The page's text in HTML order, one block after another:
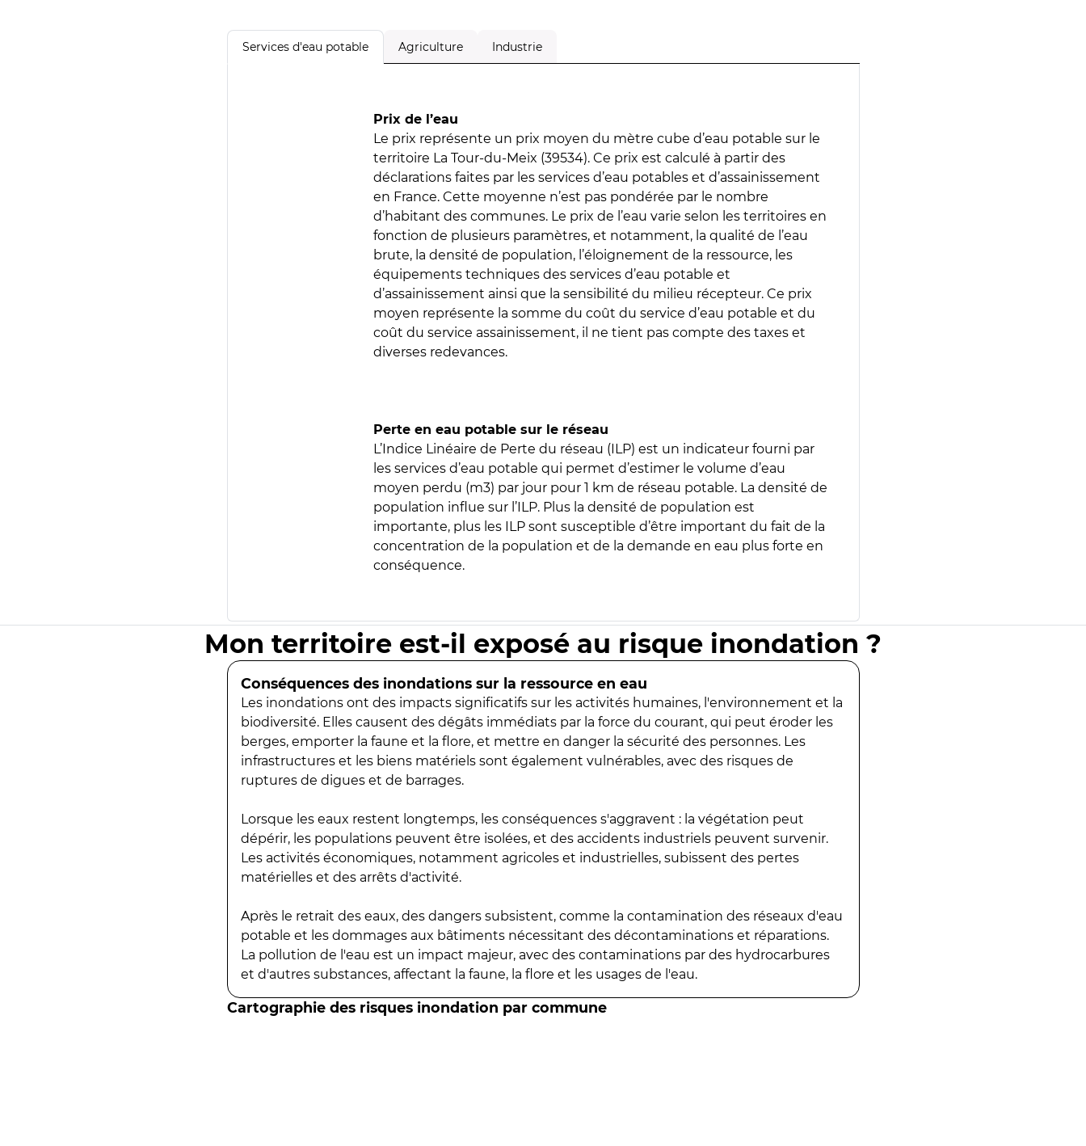
Services d'eau potable Agriculture Industrie
Prix de l’eau
Le prix représente un prix moyen du mètre cube d’eau potable sur le
territoire La Tour-du-Meix (39534). Ce prix est calculé à partir des
déclarations faites par les services d’eau potables et d’assainissement
en France. Cette moyenne n’est pas pondérée par le nombre
d’habitant des communes. Le prix de l’eau varie selon les territoires en
fonction de plusieurs paramètres, et notamment, la qualité de l’eau
brute, la densité de population, l’éloignement de la ressource, les
équipements techniques des services d’eau potable et
d’assainissement ainsi que la sensibilité du milieu récepteur. Ce prix
moyen représente la somme du coût du service d’eau potable et du
coût du service assainissement, il ne tient pas compte des taxes et
diverses redevances.
Perte en eau potable sur le réseau
L’Indice Linéaire de Perte du réseau (ILP) est un indicateur fourni par
les services d’eau potable qui permet d’estimer le volume d’eau
moyen perdu (m3) par jour pour 1 km de réseau potable. La densité de
population influe sur l’ILP. Plus la densité de population est
importante, plus les ILP sont susceptible d’être important du fait de la
concentration de la population et de la demande en eau plus forte en
conséquence.
Mon territoire est-il exposé au risque inondation ?
Conséquences des inondations sur la ressource en eau
Les inondations ont des impacts significatifs sur les activités humaines, l'environnement et la
biodiversité. Elles causent des dégâts immédiats par la force du courant, qui peut éroder les
berges, emporter la faune et la flore, et mettre en danger la sécurité des personnes. Les
infrastructures et les biens matériels sont également vulnérables, avec des risques de
ruptures de digues et de barrages.
Lorsque les eaux restent longtemps, les conséquences s'aggravent : la végétation peut
dépérir, les populations peuvent être isolées, et des accidents industriels peuvent survenir.
Les activités économiques, notamment agricoles et industrielles, subissent des pertes
matérielles et des arrêts d'activité.
Après le retrait des eaux, des dangers subsistent, comme la contamination des réseaux d'eau
potable et les dommages aux bâtiments nécessitant des décontaminations et réparations.
La pollution de l'eau est un impact majeur, avec des contaminations par des hydrocarbures
et d'autres substances, affectant la faune, la flore et les usages de l'eau.
Cartographie des risques inondation par commune